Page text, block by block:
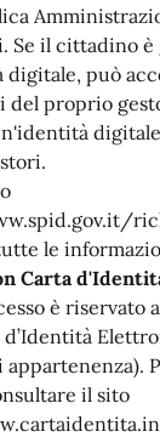
Se il cittadino è
può
del proprio
le
Carta
è riservato
d’Identità
appartenenza).
il sito